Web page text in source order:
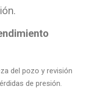
del pozo y revisión
de presión.